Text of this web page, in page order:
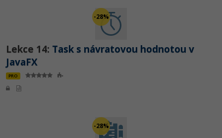
-28%
Lekce 14: Task s návratovou hodnotou v
JavaFX
PRO
-28%